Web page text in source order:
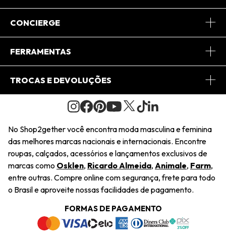
Sobre Nós
Journal
Saiu na Mídia
Sustentabilidade
Navegando
Termos e Condições
CONCIERGE
Central de Relacionamento
Regulamento e Promoções
FERRAMENTAS
Minha Conta
Pedido de Presente
Wishlist
TROCAS E DEVOLUÇÕES
Condições Gerais
Troca Fácil
Restituição de Pagamento
Dúvidas Frequentes
Termos e Condições
Política de Privacidade
No Shop2gether você encontra moda masculina e feminina
das melhores marcas nacionais e internacionais. Encontre
roupas, calçados, acessórios e lançamentos exclusivos de
marcas como Osklen, Ricardo Almeida, Animale, Farm,
entre outras. Compre online com segurança, frete para todo
o Brasil e aproveite nossas facilidades de pagamento.
FORMAS DE PAGAMENTO